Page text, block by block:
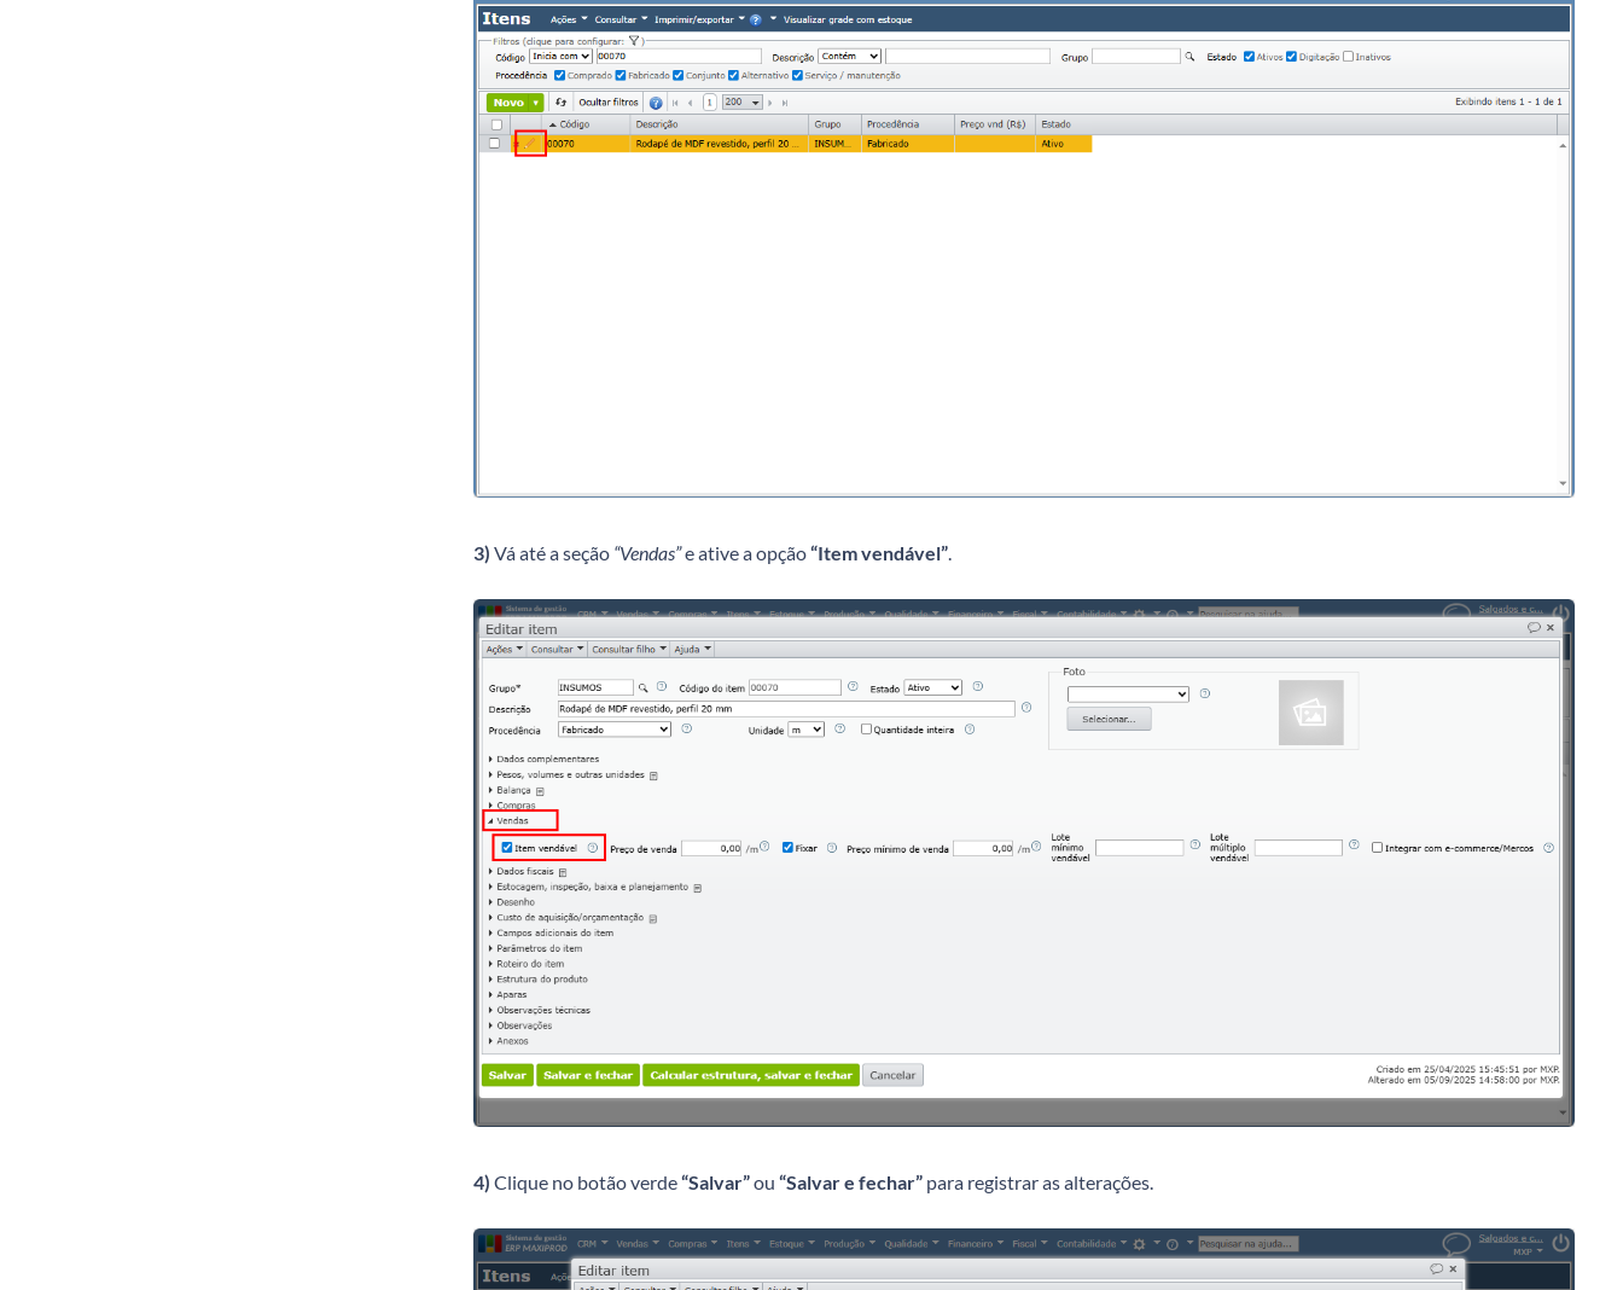
3) Vá até a seção “Vendas”e ative a opção“Item vendável”.
4) Clique no botão verde“Salvar”ou “Salvar e fechar” para registrar as alterações.